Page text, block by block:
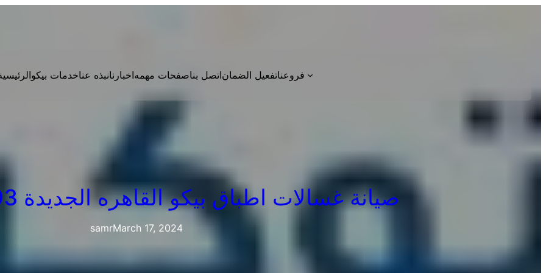
خدمات بيكونبذه عنااخبارناصفحات مهمهاتصل بناتفعيل الضمانفروعنا
صيانة غسالات اطباق بيكو القاهره الجديدة 01223179993
samrMarch 17, 2024